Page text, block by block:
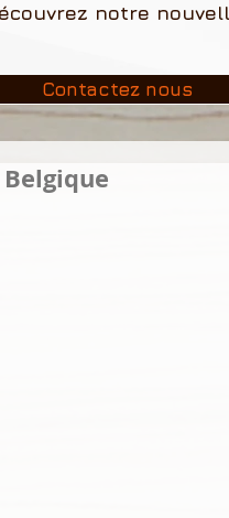
notre
Contactez nous